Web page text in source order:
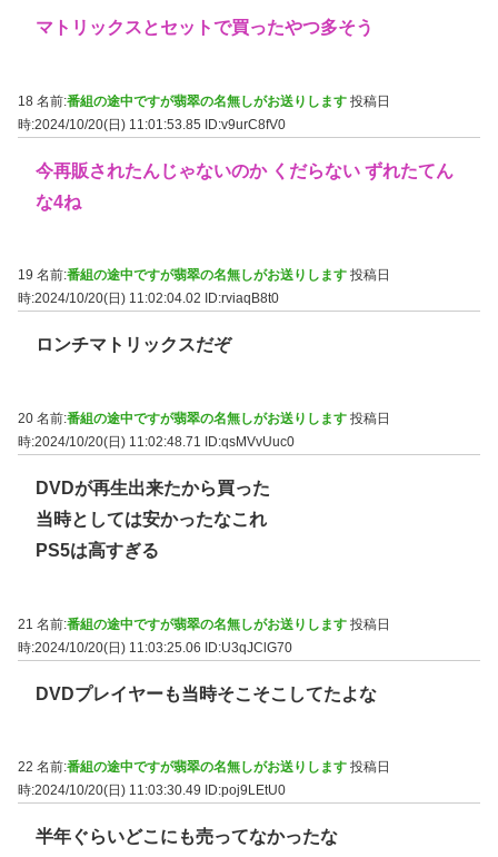
マトリックスとセットで買ったやつ多そう
18 名前:番組の途中ですが翡翠の名無しがお送りします 投稿日
時:2024/10/20(日) 11:01:53.85 ID:v9urC8fV0
今再販されたんじゃないのか くだらない ずれたてん
な4ね
19 名前:番組の途中ですが翡翠の名無しがお送りします 投稿日
時:2024/10/20(日) 11:02:04.02
ID:rviaqB8t0
ロンチマトリックスだぞ
20 名前:番組の途中ですが翡翠の名無しがお送りします 投稿日
時:2024/10/20(日) 11:02:48.71
ID:qsMVvUuc0
DVDが再生出来たから買った
当時としては安かったなこれ
PS5は高すぎる
21 名前:番組の途中ですが翡翠の名無しがお送りします 投稿日
時:2024/10/20(日) 11:03:25.06 ID:U3qJClG70
DVDプレイヤーも当時そこそこしてたよな
22 名前:番組の途中ですが翡翠の名無しがお送りします 投稿日
時:2024/10/20(日) 11:03:30.49
ID:poj9LEtU0
半年ぐらいどこにも売ってなかったな